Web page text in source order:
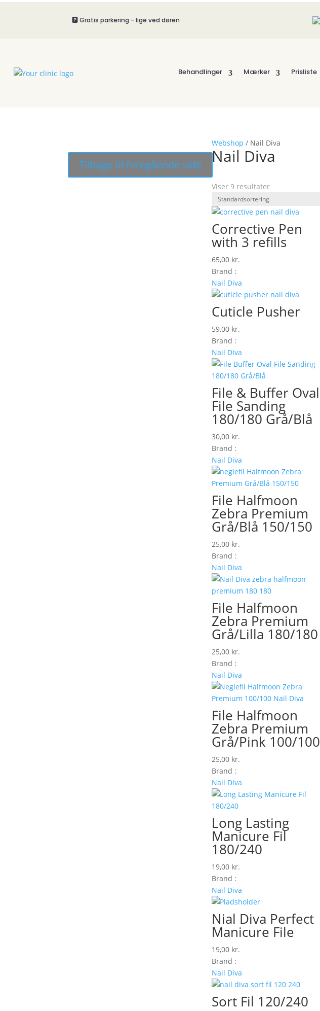
🅿️ Gratis parkering - lige ved døren
Behandlinger Mærker Prisliste
Webshop / Nail Diva
Nail Diva
Viser 9 resultater
Corrective Pen
with 3 refills
65,00 kr.
Brand :
Nail Diva
Cuticle Pusher
59,00 kr.
Brand :
Nail Diva
File & Buffer Oval
File Sanding
180/180 Grå/Blå
30,00 kr.
Brand :
Nail Diva
File Halfmoon
Zebra Premium
Grå/Blå 150/150
25,00 kr.
Brand :
Nail Diva
File Halfmoon
Zebra Premium
Grå/Lilla 180/180
25,00 kr.
Brand :
Nail Diva
File Halfmoon
Zebra Premium
Grå/Pink 100/100
25,00 kr.
Brand :
Nail Diva
Long Lasting
Manicure Fil
180/240
19,00 kr.
Brand :
Nail Diva
Nial Diva Perfect
Manicure File
19,00 kr.
Brand :
Nail Diva
Sort Fil 120/240